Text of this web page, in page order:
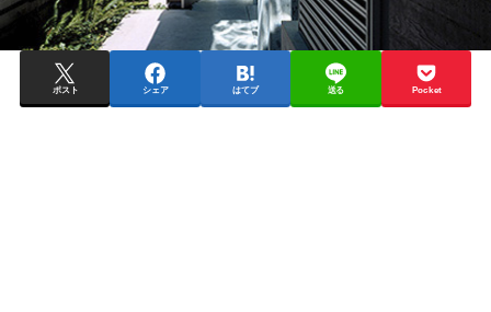
ポスト シェア はてブ 送る Pocket